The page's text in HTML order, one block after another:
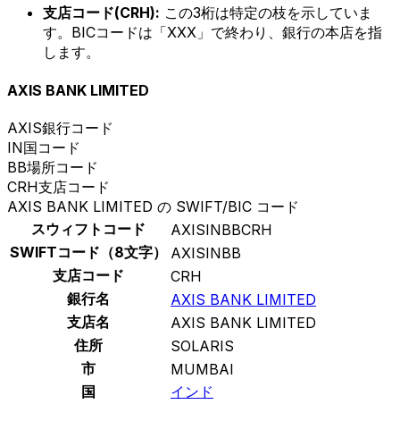
支店コード(CRH): この3桁は特定の枝を示していま
す。BICコードは「XXX」で終わり、銀行の本店を指
します。
AXIS BANK LIMITED
AXIS銀行コード
IN国コード
BB場所コード
CRH支店コード
AXIS BANK LIMITED の SWIFT/BIC コード
スウィフトコード
AXISINBBCRH
SWIFTコード（8文字）
AXISINBB
支店コード
CRH
銀行名
AXIS BANK LIMITED
支店名
AXIS BANK LIMITED
住所
SOLARIS
市
MUMBAI
国
インド